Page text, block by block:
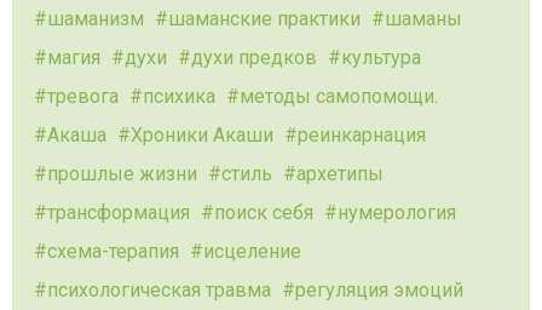
шаманизм
шаманские практики
шаманы
магия
духи духи предков
культура
тревога
психика
методы самопомощи.
Акаша
Хроники Акаши
реинкарнация
прошлые жизни
стиль
архетипы
трансформация
поиск себя
нумерология
схема-терапия
исцеление
психологическая травма
регуляция эмоций